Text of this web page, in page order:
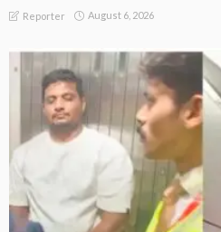
Reporter August 6, 2026